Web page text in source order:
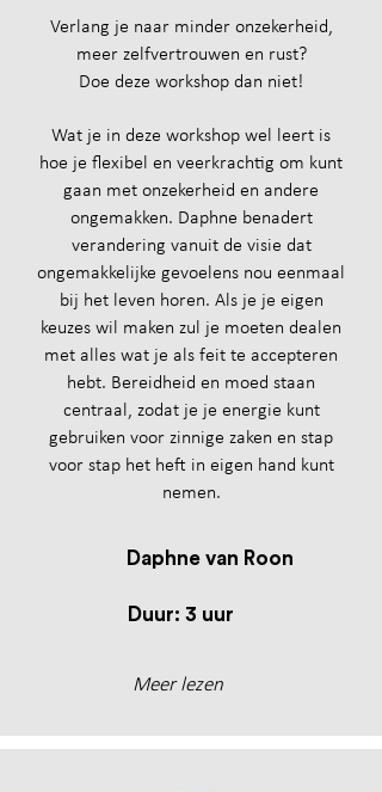
Verlang je naar minder onzekerheid,
meer zelfvertrouwen en rust?
Doe deze workshop dan niet!
Wat je in deze workshop wel leert is
hoe je flexibel en veerkrachtig om kunt
gaan met onzekerheid en andere
ongemakken. Daphne benadert
verandering vanuit de visie dat
ongemakkelijke gevoelens nou eenmaal
bij het leven horen. Als je je eigen
keuzes wil maken zul je moeten dealen
met alles wat je als feit te accepteren
hebt. Bereidheid en moed staan
centraal, zodat je je energie kunt
gebruiken voor zinnige zaken en stap
voor stap het heft in eigen hand kunt
nemen.
Daphne van Roon
Duur: 3 uur
Meer lezen